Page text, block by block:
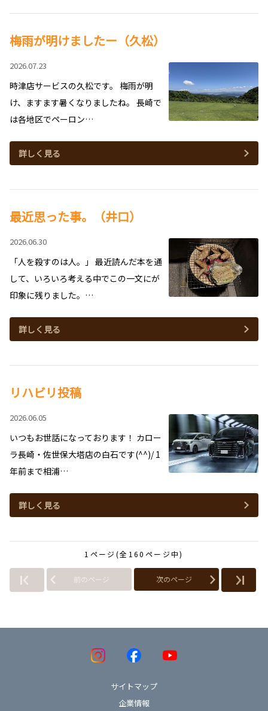
梅雨が明けましたー（久松）
2026.07.23
時津店サービスの久松です。 梅雨が明
け、ますます暑くなりましたね。 長崎で
は各地区でペーロン…
詳しく見る
最近思った事。（井口）
2026.06.30
「人を殺すのは人。」 最近読んだ本を通
して、いろいろ考える中でこの一文にが
印象に残りました。…
詳しく見る
リハビリ投稿
2026.06.05
いつもお世話になっております！ カロー
ラ長崎・佐世保大塔店の白石です(^^)/ 1
年前まで相浦…
詳しく見る
1ページ(全160ページ中)
前のページ 次のページ
サイトマップ
企業情報